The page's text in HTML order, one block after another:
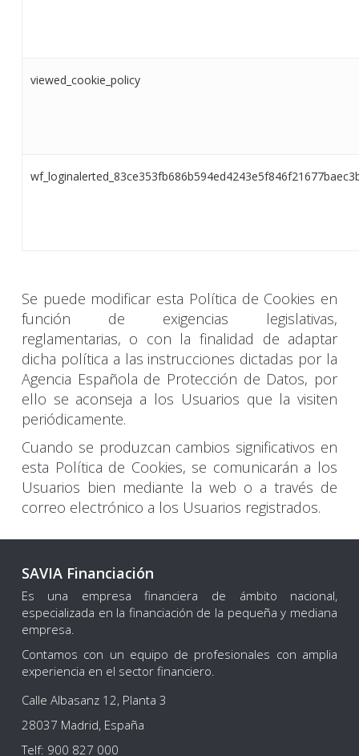
viewed_cookie_policy
Se puede modificar esta Política de Cookies en
función de exigencias legislativas,
reglamentarias, o con la finalidad de adaptar
dicha política a las instrucciones dictadas por la
Agencia Española de Protección de Datos, por
ello se aconseja a los Usuarios que la visiten
periódicamente.
Cuando se produzcan cambios significativos en
esta Política de Cookies, se comunicarán a los
Usuarios bien mediante la web o a través de
correo electrónico a los Usuarios registrados.
SAVIA Financiación
Es una empresa financiera de ámbito nacional,
especializada en la financiación de la pequeña y mediana
empresa.
Contamos con un equipo de profesionales con amplia
experiencia en el sector financiero.
Calle Albasanz 12, Planta 3
28037 Madrid, España
Telf: 900 827 000